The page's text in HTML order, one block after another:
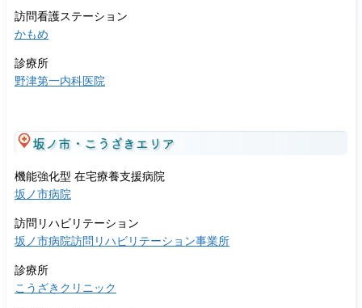
訪問看護ステーション
かもめ
診療所
野津第一内科医院
坂ノ市・こうざきエリア
機能強化型 在宅療養支援病院
坂ノ市病院
訪問リハビリテーション
坂ノ市病院訪問リハビリテーション事業所
診療所
こうざきクリニック